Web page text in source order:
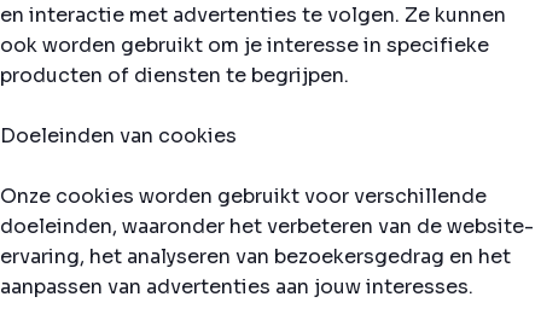
en interactie met advertenties te volgen. Ze kunnen
ook worden gebruikt om je interesse in specifieke
producten of diensten te begrijpen.
Doeleinden van cookies
Onze cookies worden gebruikt voor verschillende
doeleinden, waaronder het verbeteren van de website-
ervaring, het analyseren van bezoekersgedrag en het
aanpassen van advertenties aan jouw interesses.